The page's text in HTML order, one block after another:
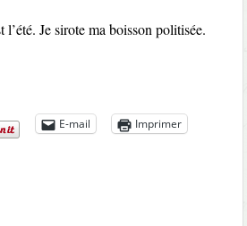
l’été. Je sirote ma boisson politisée.
E-mail Imprimer